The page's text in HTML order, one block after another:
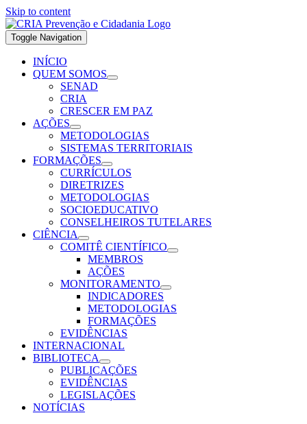
Skip to content
Toggle Navigation
INÍCIO
QUEM SOMOS
SENAD
CRIA
CRESCER EM PAZ
AÇÕES
METODOLOGIAS
SISTEMAS TERRITORIAIS
FORMAÇÕES
CURRÍCULOS
DIRETRIZES
METODOLOGIAS
SOCIOEDUCATIVO
CONSELHEIROS TUTELARES
CIÊNCIA
COMITÊ CIENTÍFICO
MEMBROS
AÇÕES
MONITORAMENTO
INDICADORES
METODOLOGIAS
FORMAÇÕES
EVIDÊNCIAS
INTERNACIONAL
BIBLIOTECA
PUBLICAÇÕES
EVIDÊNCIAS
LEGISLAÇÕES
NOTÍCIAS